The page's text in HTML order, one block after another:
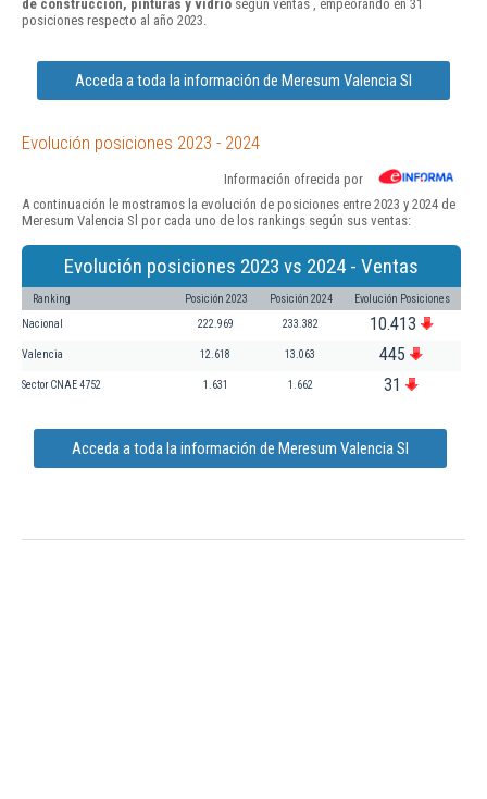
de construcción, pinturas y vidrio según ventas , empeorando en 31
posiciones respecto al año 2023.
Acceda a toda la información de Meresum Valencia Sl
Evolución posiciones 2023 - 2024
Información ofrecida por
A continuación le mostramos la evolución de posiciones entre 2023 y 2024 de
Meresum Valencia Sl por cada uno de los rankings según sus ventas:
Evolución posiciones 2023 vs 2024 - Ventas
Ranking Posición 2023 Posición 2024 Evolución Posiciones
Nacional 222.969 233.382 10.413
Valencia 12.618 13.063 445
Sector CNAE 4752 1.631 1.662 31
Acceda a toda la información de Meresum Valencia Sl